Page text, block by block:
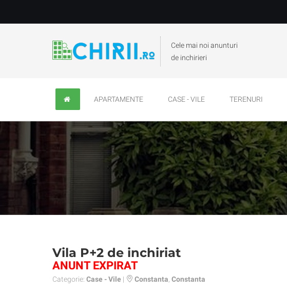
Cele mai noi anunturi
de inchirieri
APARTAMENTE CASE - VILE TERENURI
Vila P+2 de inchiriat
ANUNT EXPIRAT
Categorie: Case - Vile | Constanta Constanta